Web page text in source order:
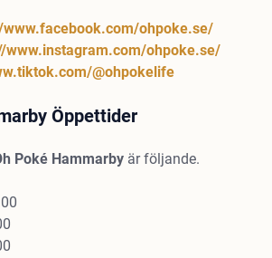
ohpoke.se/
www.instagram.com/ohpoke.se/
@ohpokelife
Öppettider
Poké Hammarby är följande.